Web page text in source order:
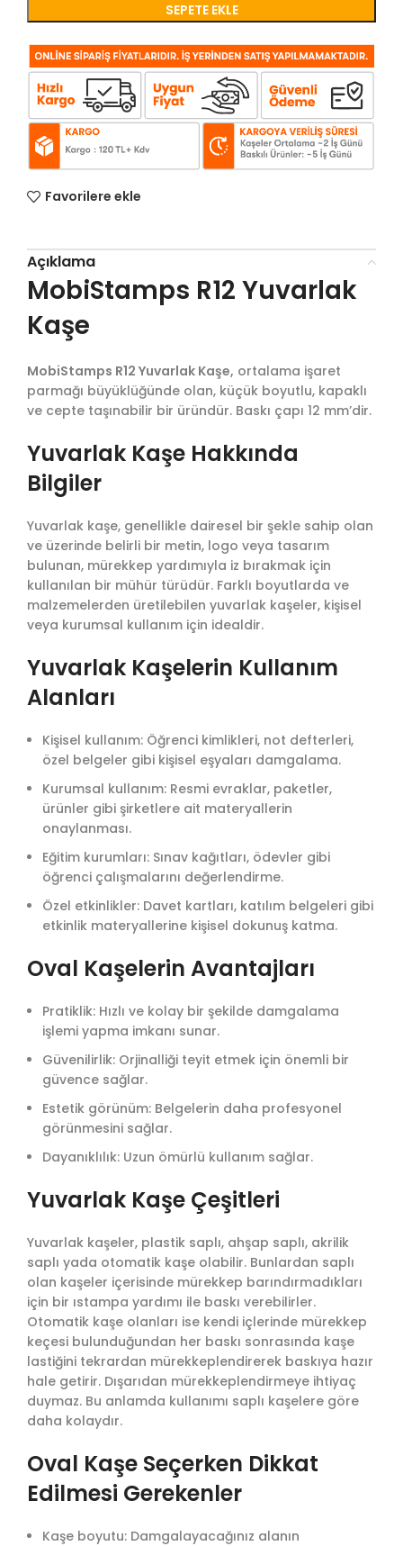
SEPETE EKLE
Favorilere ekle
Açıklama
MobiStamps R12 Yuvarlak
Kaşe
MobiStamps R12 Yuvarlak Kaşe, ortalama işaret
parmağı büyüklüğünde olan, küçük boyutlu, kapaklı
ve cepte taşınabilir bir üründür. Baskı çapı 12 mm’dir.
Yuvarlak Kaşe Hakkında
Bilgiler
Yuvarlak kaşe, genellikle dairesel bir şekle sahip olan
ve üzerinde belirli bir metin, logo veya tasarım
bulunan, mürekkep yardımıyla iz bırakmak için
kullanılan bir mühür türüdür. Farklı boyutlarda ve
malzemelerden üretilebilen yuvarlak kaşeler, kişisel
veya kurumsal kullanım için idealdir.
Yuvarlak Kaşelerin Kullanım
Alanları
Kişisel kullanım: Öğrenci kimlikleri, not defterleri,
özel belgeler gibi kişisel eşyaları damgalama.
Kurumsal kullanım: Resmi evraklar, paketler,
ürünler gibi şirketlere ait materyallerin
onaylanması.
Eğitim kurumları: Sınav kağıtları, ödevler gibi
öğrenci çalışmalarını değerlendirme.
Özel etkinlikler: Davet kartları, katılım belgeleri gibi
etkinlik materyallerine kişisel dokunuş katma.
Oval Kaşelerin Avantajları
Pratiklik: Hızlı ve kolay bir şekilde damgalama
işlemi yapma imkanı sunar.
Güvenilirlik: Orjinalliği teyit etmek için önemli bir
güvence sağlar.
Estetik görünüm: Belgelerin daha profesyonel
görünmesini sağlar.
Dayanıklılık: Uzun ömürlü kullanım sağlar.
Yuvarlak Kaşe Çeşitleri
Yuvarlak kaşeler, plastik saplı, ahşap saplı, akrilik
saplı yada otomatik kaşe olabilir. Bunlardan saplı
olan kaşeler içerisinde mürekkep barındırmadıkları
için bir ıstampa yardımı ile baskı verebilirler.
Otomatik kaşe olanları ise kendi içlerinde mürekkep
keçesi bulunduğundan her baskı sonrasında kaşe
lastiğini tekrardan mürekkeplendirerek baskıya hazır
hale getirir. Dışarıdan mürekkeplendirmeye ihtiyaç
duymaz. Bu anlamda kullanımı saplı kaşelere göre
daha kolaydır.
Oval Kaşe Seçerken Dikkat
Edilmesi Gerekenler
Kaşe boyutu: Damgalayacağınız alanın